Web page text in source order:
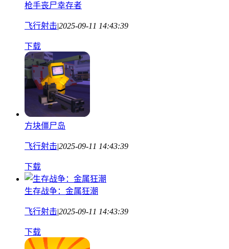
枪手丧尸幸存者
飞行射击|2025-09-11 14:43:39
下载
方块僵尸岛
飞行射击|2025-09-11 14:43:39
下载
生存战争：金属狂潮
飞行射击|2025-09-11 14:43:39
下载